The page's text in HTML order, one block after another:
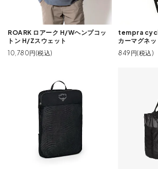
ROARK ロアーク H/Wヘンプコッ
トン H/Zスウェット
10,780円(税込)
tempra
カーマグネ
849円(税込)